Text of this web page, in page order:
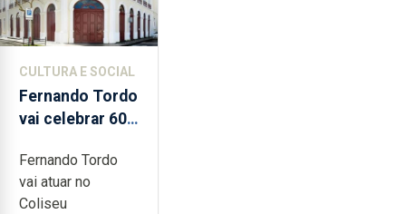
CULTURA E SOCIAL
Fernando Tordo
vai celebrar 60
no Coliseu
Micaelense
Fernando Tordo
vai atuar no
Coliseu